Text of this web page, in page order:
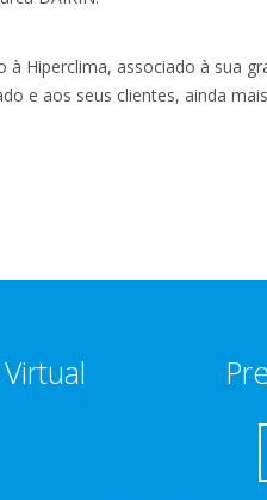
Hiperclima, associado à sua
e aos seus clientes, ainda